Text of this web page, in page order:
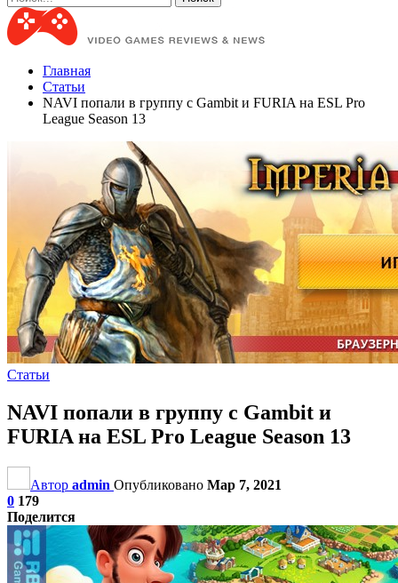
Главная
Статьи
NAVI попали в группу с Gambit и FURIA на ESL Pro
League Season 13
Статьи
NAVI попали в группу с Gambit и
FURIA на ESL Pro League Season 13
Автор admin Опубликовано Мар 7, 2021
0 179
Поделится